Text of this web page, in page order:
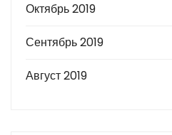
Октябрь 2019
Сентябрь 2019
Август 2019